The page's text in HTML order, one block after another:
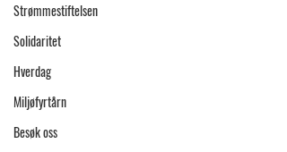
Strømmestiftelsen
Solidaritet
Hverdag
Miljøfyrtårn
Besøk oss